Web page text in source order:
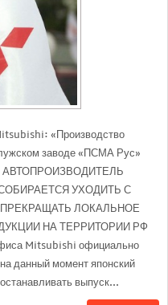
«Производство
заводе «ПСМА Рус»
АВТОПРОИЗВОДИТЕЛЬ
СОБИРАЕТСЯ УХОДИТЬ С
ЛОКАЛЬНОЕ
НА ТЕРРИТОРИИ РФ
Mitsubishi официально
данный момент японский
выпуск...